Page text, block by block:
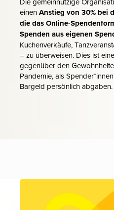
einenAnstieg von 30% bei
die das Online-
Spenden aus eigenen
Kuchenverkäufe,
– zu überweisen. Dies ist
gegenüber den
Pandemie, als
Bargeld persönlich abgaben.